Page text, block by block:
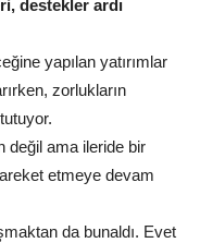
destekler ardı
yapılan yatırımlar
zorlukların
değil ama ileride bir
etmeye devam
da bunaldı. Evet